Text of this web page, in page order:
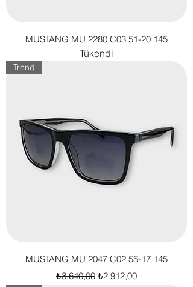
MUSTANG MU 2280 C03 51-20 145
Tükendi
Trend
MUSTANG MU 2047 C02 55-17 145
Normal Fiyat
₺3.640,00 İndirimli Fiyat
₺2.912,00